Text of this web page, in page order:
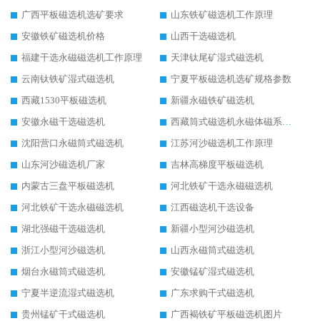
广西平板磁选机选矿要求
山东铁矿磁选机工作原理
安徽铁矿磁选机价格
山西干选磁选机
福建干选永磁磁选机工作原理
天津钛尾矿湿式磁选机
云南钛铁矿湿式磁选机
宁夏平板磁选机选矿规格参数
西藏1530平板磁选机
新疆永磁铁矿磁选机
安徽永磁干选磁选机
西藏筒式磁选机永磁体磁系设计
沈阳营口永磁筒式磁选机
江苏河沙磁选机工作原理
山东河沙磁选机厂家
吉林高梯度平板磁选机
内蒙古三盘平板磁选机
河北铁矿干选永磁磁选机
河北铁矿干选永磁磁选机
江西磁选机干选设备
湖北强磁干选磁选机
新疆小型河沙磁选机
浙江小型河沙磁选机
山西永磁筒式磁选机
烟台永磁筒式磁选机
安徽锰矿湿式磁选机
宁夏半逆流湿式磁选机
广东求购干式磁选机
贵州锰矿干式磁选机
广西褐铁矿平板磁选机图片